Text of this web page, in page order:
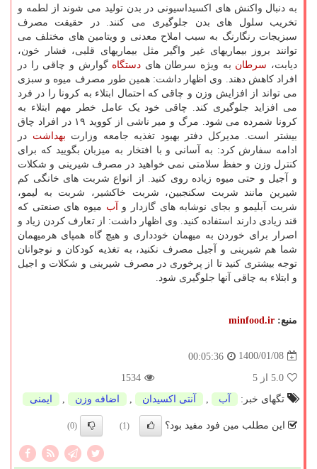
به دنبال واکنش های اکسیداسیونی در بدن تولید می شوند از لطمه و
تخریب سلول های بدن جلوگیری می کنند. در حقیقت مصرف
سبزیجات رنگارنگ به سبب املاح معدنی و ویتامین های مختلف می
توانند بروز بیماریهای غیر واگیر مثل بیماریهای قلبی، فشار خون،
دیابت، سرطان به ویژه سرطان های دستگاه گوارش و چاقی را در
افراد کاهش دهند. وی اظهار داشت: همین طور مصرف میوه و سبزی
می تواند از افزایش وزن و چاقی که احتمال ابتلاء به کرونا را در فرد
می افزاید جلوگیری کند. چاقی خود یک عامل خطر مهم ابتلاء به
کرونا شمرده می شود. مرگ و میر ناشی از کووید ۱۹ در افراد چاق
بیشتر است. مدیرکل دفتر بهبود تغذیه جامعه وزارت بهداشت در
ادامه سفارش کرد: به آسانی و با افتخار به میزبان بگویید که برای
کنترل وزن و حفظ سلامتی نمی خواهید در مصرف شیرینی و شکلات
و آجیل و حتی میوه زیاده روی کنید. از انواع شربت های خانگی کم
شیرین مانند شربت سکنجبین، شربت خاکشیر، شربت به لیمو،
شربت آبلیمو و بجای نوشابه های گازدار و
آب میوه های صنعتی که
قند زیادی دارند استفاده کنید. وی اظهار داشت: از تعارف کردن زیاد و
اصرار برای خوردن به میهمان خودداری و هیچ گاه همپای هرمیهمان
شما هم شیرینی و آجیل مصرف نکنید، به تغذیه کودکان و نوجوانان
توجه بیشتری کنید تا از پرخوری در مصرف شیرینی و شکلات و اجیل
و ابتلاء به چاقی آنها جلوگیری شود.
منبع: minfood.ir
1400/01/08
00:05:36
5.0 از 5
1534
تگهای خبر:
آب آنتی اكسیدان اضافه وزن ایمنی
این مطلب مین فود مفید بود؟ (1)
(0)